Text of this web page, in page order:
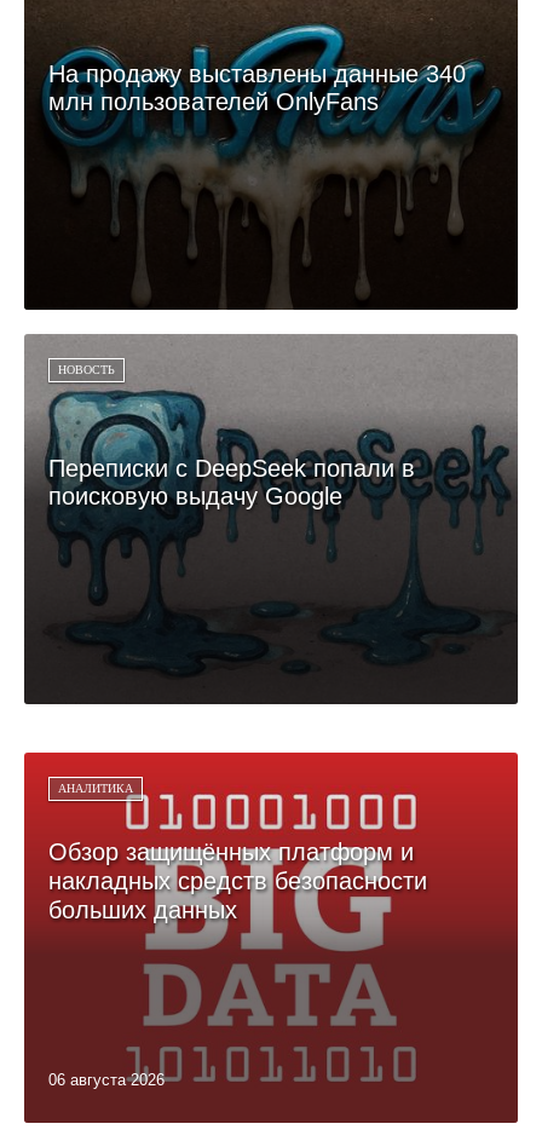
На продажу выставлены данные 340
млн пользователей OnlyFans
НОВОСТЬ
Переписки с DeepSeek попали в
поисковую выдачу Google
АНАЛИТИКА
Обзор защищённых платформ и
накладных средств безопасности
больших данных
06 августа 2026